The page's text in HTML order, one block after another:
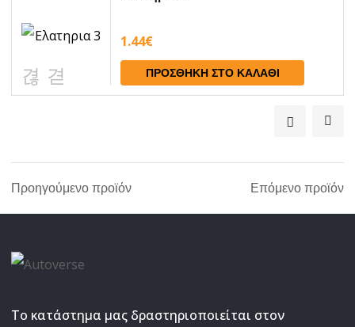
1.44€
ΠΡΟΣΘΉΚΗ ΣΤΟ ΚΑΛΆΘΙ
Προηγούμενο προϊόν Επόμενο προϊόν
Το κατάστημα μας δραστηριοποιείται στον